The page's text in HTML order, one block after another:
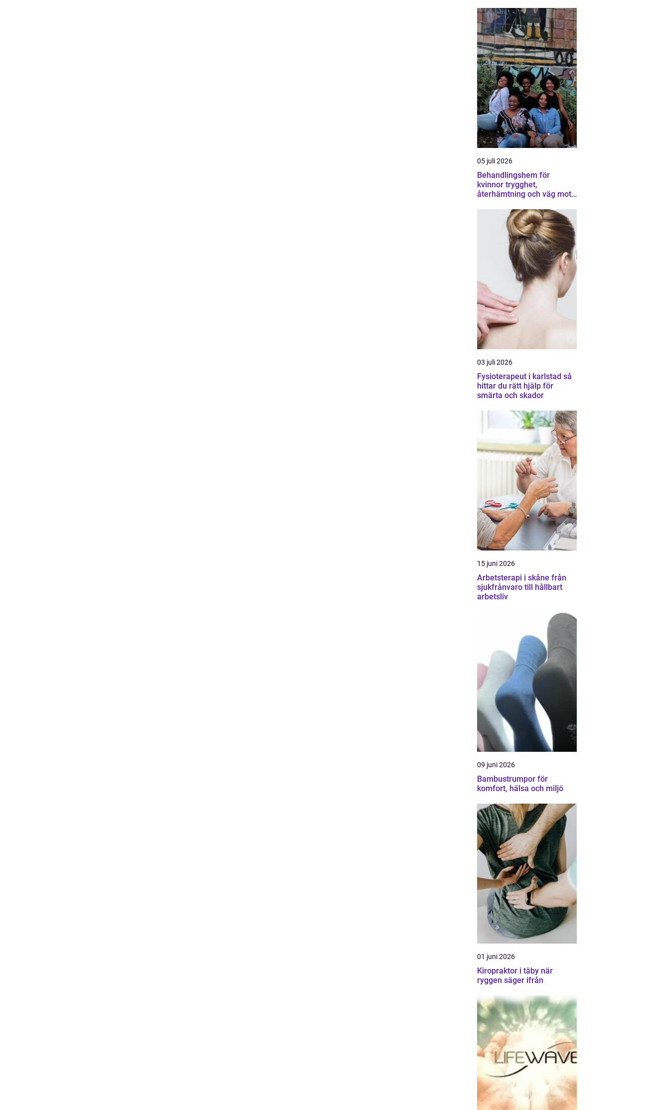
05 juli 2026
Behandlingshem för
kvinnor trygghet,
återhämtning och väg mot
03 juli 2026
Fysioterapeut i karlstad så
hittar du rätt hjälp för
smärta och skador
15 juni 2026
Arbetsterapi i skåne från
sjukfrånvaro till hållbart
arbetsliv
09 juni 2026
Bambustrumpor för
komfort, hälsa och miljö
01 juni 2026
Kiropraktor i täby när
ryggen säger ifrån